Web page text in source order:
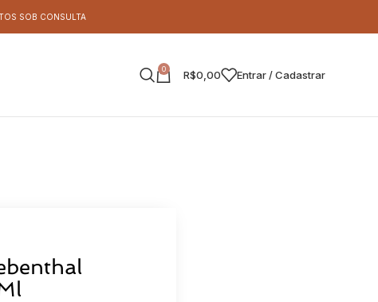
SOB CONSULTA
0 R$0,00 Entrar / Cadastrar